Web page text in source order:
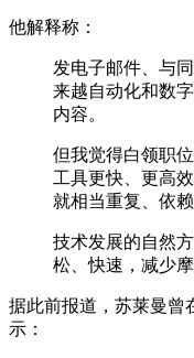
他解释称：
发电子邮件、与
来越自动化和数
内容。
但我觉得白领职
工具更快、更高
就相当重复、依
技术发展的自然
松、快速，减少
据此前报道，苏莱曼曾
示：